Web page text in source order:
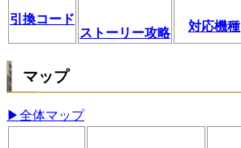
引換コード
ストーリー攻略
対応機種
マップ
▶全体マップ